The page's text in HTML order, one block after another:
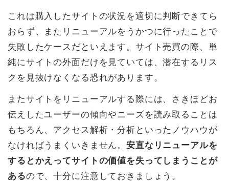
これは購入したサイトの状況を適切に判断できてら
おらず、またリニューアルをうかつに行ったことで
失敗したケースだといえます。サイト売買の際、単
純にサイトの外面だけを見ていては、潜在するリス
クを見抜けなくなる恐れがあります。
またサイトをリニューアルする際には、さきほどお
伝えしたユーザーの傾向やニーズを読み取ることは
もちろん、アクセス解析・分析といったノウハウが
なければうまくいきません。安直なリニューアルを
するとかえってサイトの価値を失ってしまうことが
あるので、十分に注意しておきましょう。